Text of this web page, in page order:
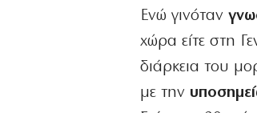
Ενώ γινόταν
χώρα είτε στη
διάρκεια του
με την